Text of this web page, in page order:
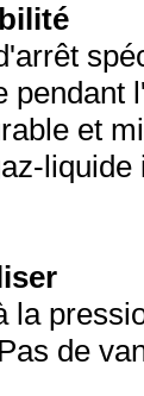
pendant
et
la
de